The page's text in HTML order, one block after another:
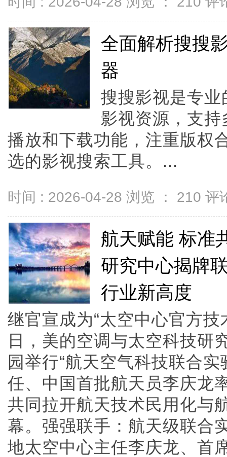
全面解析搜搜
器
搜搜影视是专
影视资源，支
播放和下载功能，注重版权
选的影视搜索工具。...
时间 : 2026-04-28 浏览 ： 210 评
航天赋能 标准
研究中心揭牌
行业新高度
继官宣成为“太空中心官方
日，美的空调与太空科技研
园举行“航天空气科技联合
任、中国首批航天员李庆龙
共同拉开航天技术民用化与
幕。强强联手：航天级联合
地太空中心主任李庆龙、首